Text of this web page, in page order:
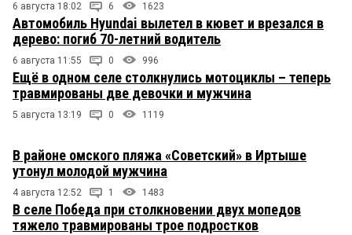
6 августа 18:02 6 1623
Автомобиль Hyundai вылетел в кювет и врезался в
дерево: погиб 70-летний водитель
6 августа 11:55 0 996
Ещё в одном селе столкнулись мотоциклы – теперь
травмированы две девочки и мужчина
5 августа 13:19 0 1119
В районе омского пляжа «Советский» в Иртыше
утонул молодой мужчина
4 августа 12:52 1 1483
В селе Победа при столкновении двух мопедов
тяжело травмированы трое подростков